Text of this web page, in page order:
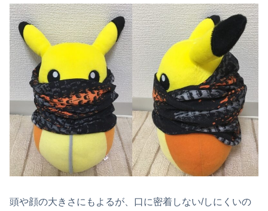
頭や顔の大きさにもよるが、口に密着しない/しにくいの